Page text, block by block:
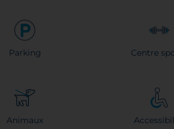
Parking Centre
Animaux